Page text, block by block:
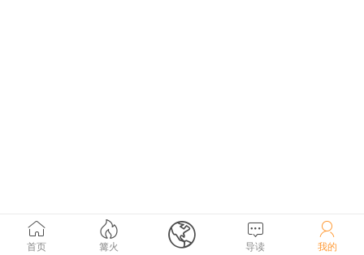

首页

篝火  
导读

我的